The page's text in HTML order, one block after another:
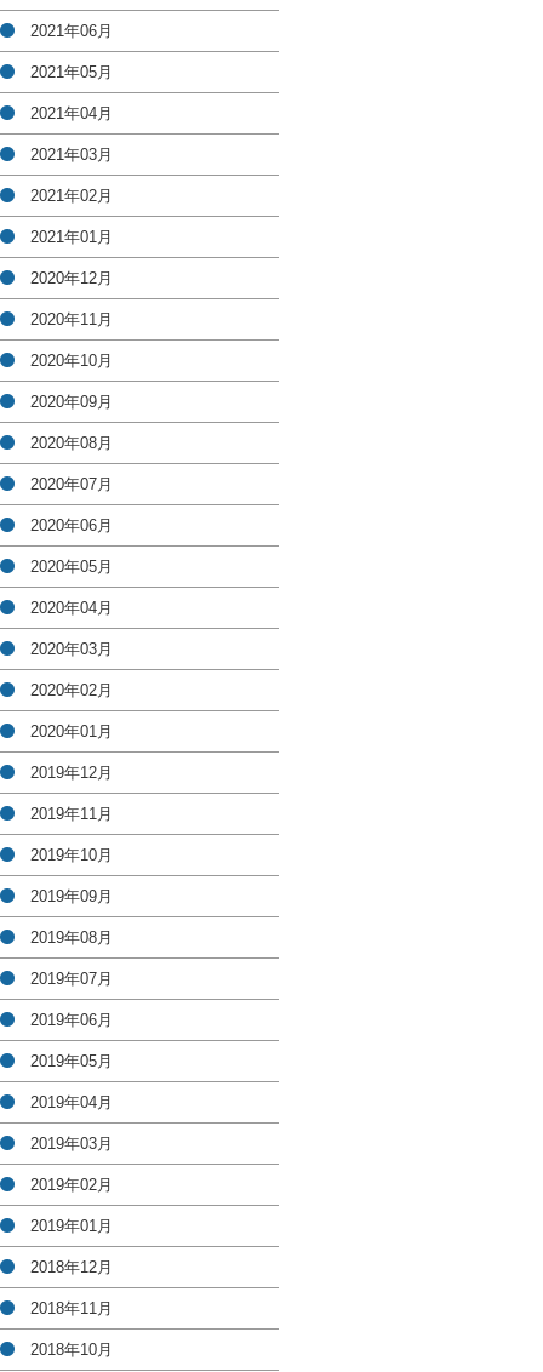
2021年06月
2021年05月
2021年04月
2021年03月
2021年02月
2021年01月
2020年12月
2020年11月
2020年10月
2020年09月
2020年08月
2020年07月
2020年06月
2020年05月
2020年04月
2020年03月
2020年02月
2020年01月
2019年12月
2019年11月
2019年10月
2019年09月
2019年08月
2019年07月
2019年06月
2019年05月
2019年04月
2019年03月
2019年02月
2019年01月
2018年12月
2018年11月
2018年10月